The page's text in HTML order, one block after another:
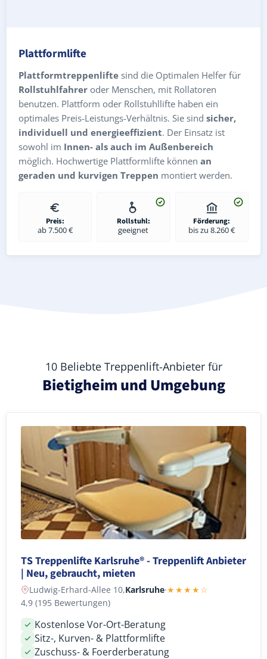
Plattformlifte
Plattformtreppenlifte sind die Optimalen Helfer für
Rollstuhlfahrer oder Menschen, mit Rollatoren
benutzen. Plattform oder Rollstuhllifte haben ein
optimales Preis-Leistungs-Verhältnis. Sie sind sicher,
individuell und energieeffizient. Der Einsatz ist
sowohl im Innen- als auch im Außenbereich
möglich. Hochwertige Plattformlifte können an
geraden und kurvigen Treppen montiert werden.
Preis:
ab 7.500 €
Rollstuhl:
geeignet
Förderung:
bis zu 8.260 €
10 Beliebte Treppenlift-Anbieter für
Bietigheim und Umgebung
TS Treppenlifte Karlsruhe® - Treppenlift Anbieter
| Neu, gebraucht, mieten
Ludwig-Erhard-Allee 10,Karlsruhe·★★★★☆
4,9 (195 Bewertungen)
Kostenlose Vor-Ort-Beratung
Sitz-, Kurven- & Plattformlifte
Zuschuss- & Foerderberatung